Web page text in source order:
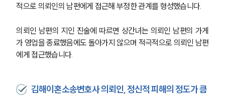
적으로 의뢰인의 남편에게 접근해 부정한 관계를 형성했습니다.
의뢰인 남편의 지인 진술에 따르면 상간녀는 의뢰인 남편의 가게
가 영업을 종료했음에도 돌아가지 않으며 적극적으로 의뢰인 남편
에게 접근했습니다.
김해이혼소송변호사 의뢰인, 정신적 피해의 정도가 큼